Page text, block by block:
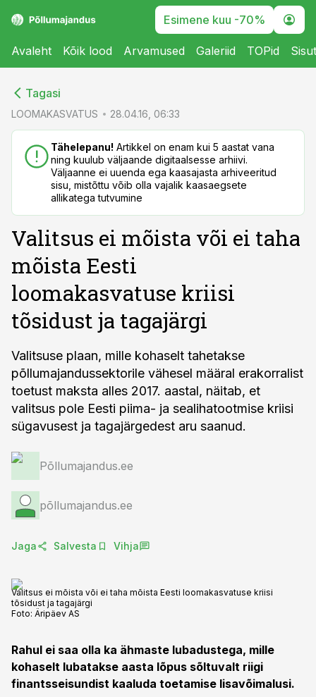
Esimene kuu -70%
Avaleht Kõik lood Arvamused Galeriid TOPid
Tagasi
LOOMAKASVATUS 28.04.16, 06:33
Tähelepanu! Artikkel on enam kui 5 aastat vana
ning kuulub väljaande digitaalsesse arhiivi.
Väljaanne ei uuenda ega kaasajasta arhiveeritud
sisu, mistõttu võib olla vajalik kaasaegsete
allikatega tutvumine
Valitsus ei mõista või ei taha
mõista Eesti
loomakasvatuse kriisi
tõsidust ja tagajärgi
Valitsuse plaan, mille kohaselt tahetakse
põllumajandussektorile vähesel määral erakorralist
toetust maksta alles 2017. aastal, näitab, et
valitsus pole Eesti piima- ja sealihatootmise kriisi
sügavusest ja tagajärgedest aru saanud.
Põllumajandus.ee
põllumajandus.ee
Jaga Salvesta Vihja
Valitsus ei mõista või ei taha mõista Eesti loomakasvatuse kriisi
tõsidust ja tagajärgi
Foto: Äripäev AS
Rahul ei saa olla ka ähmaste lubadustega, mille
kohaselt lubatakse aasta lõpus sõltuvalt riigi
finantsseisundist kaaluda toetamise lisavõimalusi.